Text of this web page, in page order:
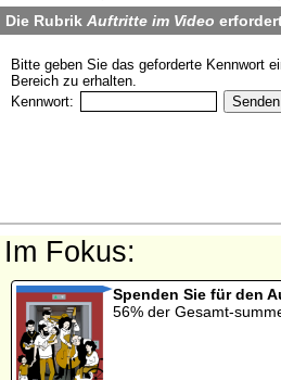
Die Rubrik Auftritte im Video
Bitte geben Sie das geforderte Kennwort
Bereich zu erhalten.
Kennwort:
Im Fokus:
Spenden Sie für den
56% der Gesamt-